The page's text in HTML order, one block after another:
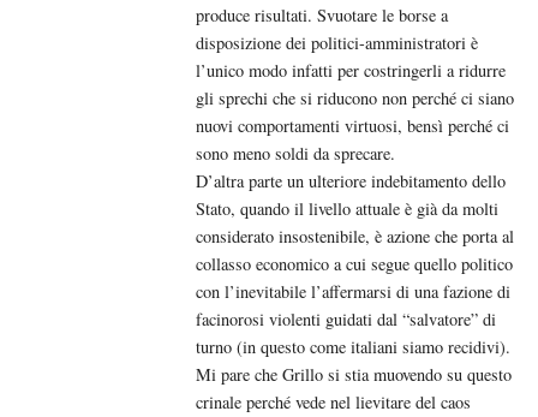
produce risultati. Svuotare le borse a
disposizione dei politici-amministratori è
l’unico modo infatti per costringerli a ridurre
gli sprechi che si riducono non perché ci siano
nuovi comportamenti virtuosi, bensì perché ci
sono meno soldi da sprecare.
D’altra parte un ulteriore indebitamento dello
Stato, quando il livello attuale è già da molti
considerato insostenibile, è azione che porta al
collasso economico a cui segue quello politico
con l’inevitabile l’affermarsi di una fazione di
facinorosi violenti guidati dal “salvatore” di
turno (in questo come italiani siamo recidivi).
Mi pare che Grillo si stia muovendo su questo
crinale perché vede nel lievitare del caos